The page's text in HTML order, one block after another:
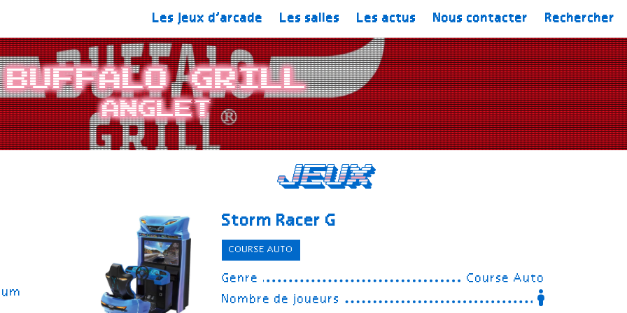
Les jeux d’arcade Les salles Les actus Nous contacter Rechercher
Buffalo Grill
Anglet
Jeux
Storm Racer G
COURSE AUTO
Genre
Course Auto
Nombre de joueurs